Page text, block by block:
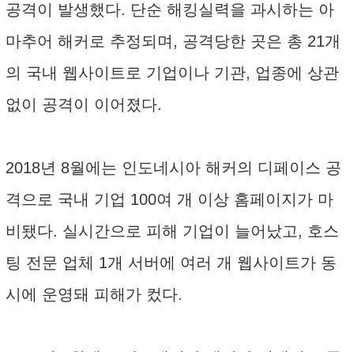
공격이 발생했다. 단순 해킹실력을 과시하는 아
마추어 해커로 추정되며, 공격당한 곳은 총 21개
의 국내 웹사이트로 기업이나 기관, 업종에 상관
없이 공격이 이어졌다.
2018년 8월에는 인도네시아 해커의 디페이스 공
격으로 국내 기업 100여 개 이상 홈페이지가 마
비됐다. 실시간으로 피해 기업이 늘어났고, 호스
팅 전문 업체 1개 서버에 여러 개 웹사이트가 동
시에 운영돼 피해가 컸다.